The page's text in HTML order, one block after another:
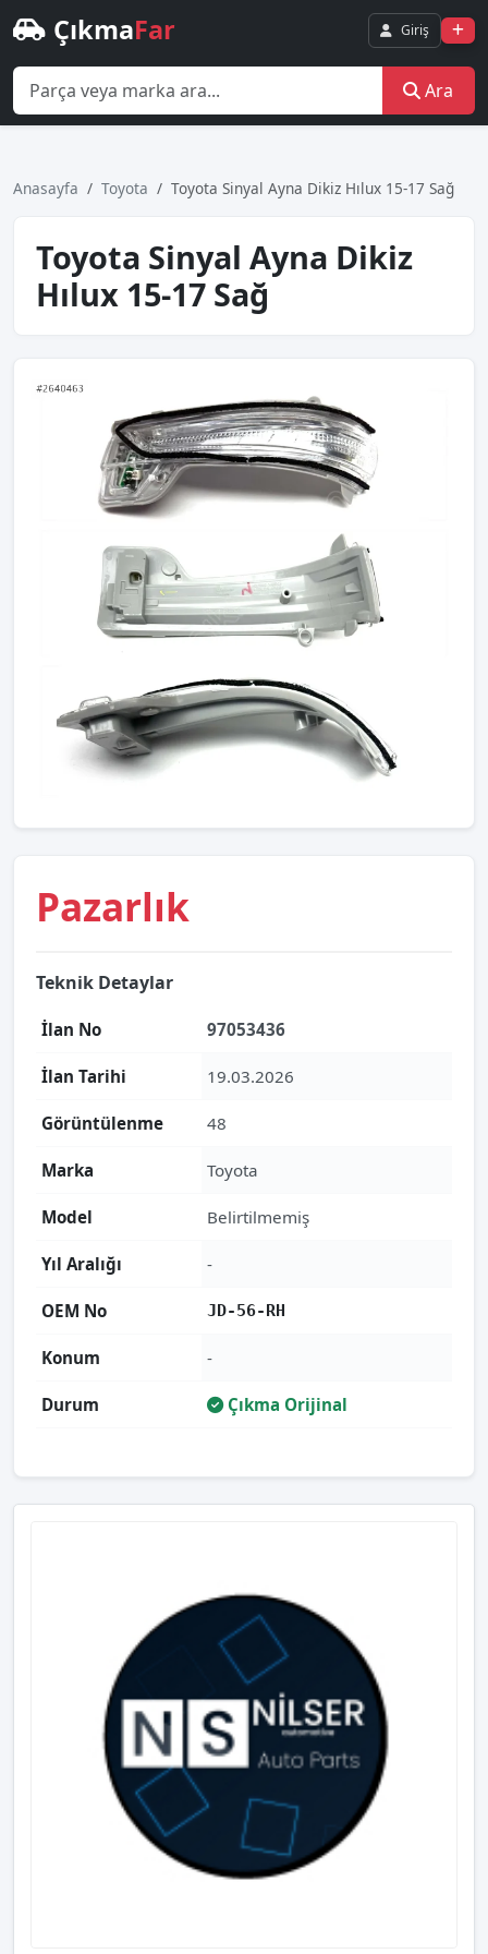
ÇıkmaFar Giriş
Ara
Anasayfa Toyota Toyota Sinyal Ayna Dikiz Hılux 15-17 Sağ
Toyota Sinyal Ayna Dikiz
Hılux 15-17 Sağ
Pazarlık
Teknik Detaylar
İlan No 97053436
İlan Tarihi 19.03.2026
Görüntülenme 48
Marka Toyota
Model Belirtilmemiş
Yıl Aralığı -
OEM No JD-56-RH
Konum -
Durum Çıkma Orijinal